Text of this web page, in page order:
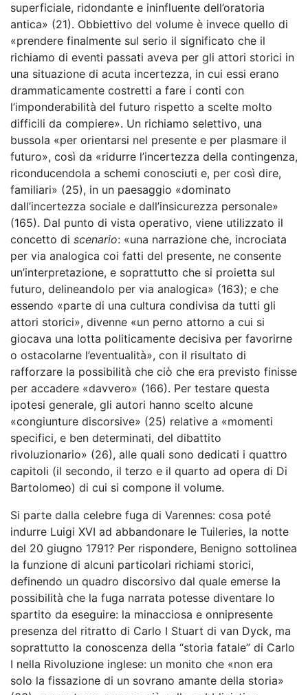
superficiale, ridondante e ininfluente dell’oratoria
antica» (21). Obbiettivo del volume è invece quello di
«prendere finalmente sul serio il significato che il
richiamo di eventi passati aveva per gli attori storici in
una situazione di acuta incertezza, in cui essi erano
drammaticamente costretti a fare i conti con
l’imponderabilità del futuro rispetto a scelte molto
difficili da compiere». Un richiamo selettivo, una
bussola «per orientarsi nel presente e per plasmare il
futuro», così da «ridurre l’incertezza della contingenza,
riconducendola a schemi conosciuti e, per così dire,
familiari» (25), in un paesaggio «dominato
dall’incertezza sociale e dall’insicurezza personale»
(165). Dal punto di vista operativo, viene utilizzato il
concetto di scenario: «una narrazione che, incrociata
per via analogica coi fatti del presente, ne consente
un’interpretazione, e soprattutto che si proietta sul
futuro, delineandolo per via analogica» (163); e che
essendo «parte di una cultura condivisa da tutti gli
attori storici», divenne «un perno attorno a cui si
giocava una lotta politicamente decisiva per favorirne
o ostacolarne l’eventualità», con il risultato di
rafforzare la possibilità che ciò che era previsto finisse
per accadere «davvero» (166). Per testare questa
ipotesi generale, gli autori hanno scelto alcune
«congiunture discorsive» (25) relative a «momenti
specifici, e ben determinati, del dibattito
rivoluzionario» (26), alle quali sono dedicati i quattro
capitoli (il secondo, il terzo e il quarto ad opera di Di
Bartolomeo) di cui si compone il volume.
Si parte dalla celebre fuga di Varennes: cosa poté
indurre Luigi XVI ad abbandonare le Tuileries, la notte
del 20 giugno 1791? Per rispondere, Benigno sottolinea
la funzione di alcuni particolari richiami storici,
definendo un quadro discorsivo dal quale emerse la
possibilità che la fuga narrata potesse diventare lo
spartito da eseguire: la minacciosa e onnipresente
presenza del ritratto di Carlo I Stuart di van Dyck, ma
soprattutto la conoscenza della “storia fatale” di Carlo
I nella Rivoluzione inglese: un monito che «non era
solo la fissazione di un sovrano amante della storia»